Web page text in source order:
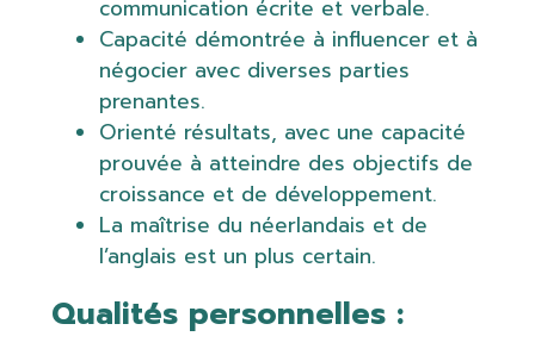
communication écrite et verbale.
Capacité démontrée à influencer et à
négocier avec diverses parties
prenantes.
Orienté résultats, avec une capacité
prouvée à atteindre des objectifs de
croissance et de développement.
La maîtrise du néerlandais et de
l’anglais est un plus certain.
Qualités personnelles :